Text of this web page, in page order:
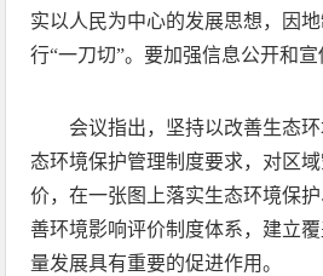
实以人民为中心的发展思想，因
行“一刀切”。要加强信息公开和
会议指出，坚持以改善生态
态环境保护管理制度要求，对区
价，在一张图上落实生态环境保
善环境影响评价制度体系，建立
量发展具有重要的促进作用。